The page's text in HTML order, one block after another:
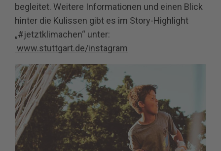
begleitet. Weitere Informationen und einen Blick
hinter die Kulissen gibt es im Story-Highlight
„#jetztklimachen“ unter:
www.stuttgart.de/instagram